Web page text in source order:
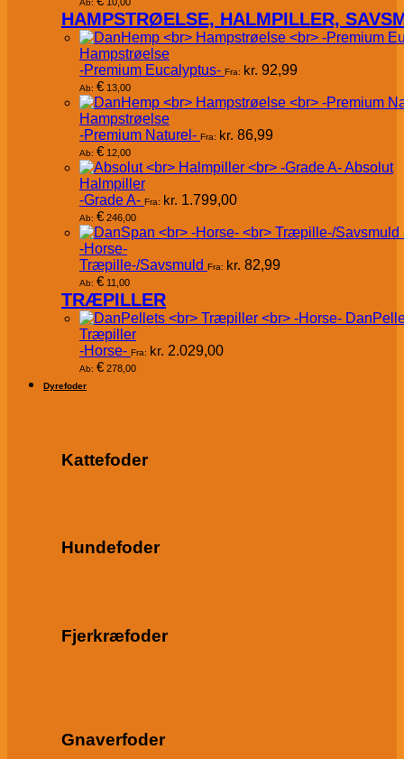
Ab:
HAMPSTRØELSE, HALMPILLER,
Hampstrøelse
-Premium Eucalyptus- Fra: kr. 92,99
Ab: € 13,00
Hampstrøelse
-Premium Naturel- Fra: kr. 86,99
Ab: € 12,00
Absolut
Halmpiller
-Grade A- Fra: kr. 1.799,00
Ab: € 246,00
-Horse-
Træpille-/Savsmuld Fra: kr. 82,99
Ab: € 11,00
TRÆPILLER
Træpiller
-Horse- Fra: kr. 2.029,00
Ab: € 278,00
Dyrefoder
Kattefoder
Hundefoder
Fjerkræfoder
Gnaverfoder